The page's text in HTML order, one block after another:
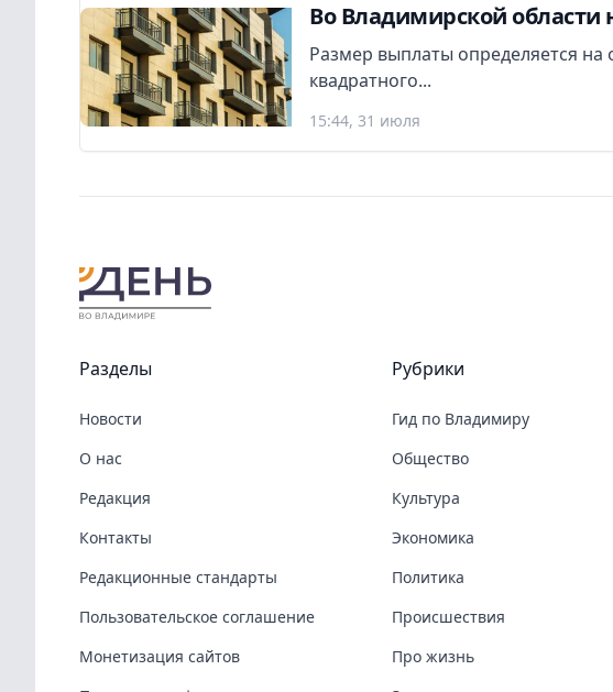
Во Владимирской области
Размер выплаты определяется
квадратного...
15:44, 31 июля
Разделы
Новости
О нас
Редакция
Контакты
Редакционные стандарты
Пользовательское соглашение
Монетизация сайтов
Рубрики
Гид по Владимиру
Общество
Культура
Экономика
Политика
Происшествия
Про жизнь